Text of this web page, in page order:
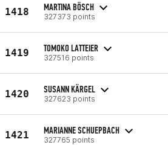
1418 MARTINA BÖSCH
327373 points
1419 TOMOKO LATTEIER
327516 points
1420 SUSANN KÄRGEL
327623 points
1421 MARIANNE SCHUEPBACH
327765 points